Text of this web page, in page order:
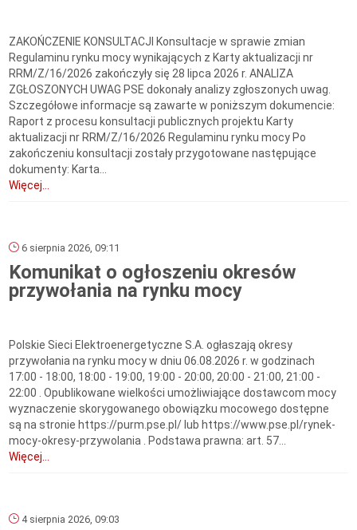
ZAKOŃCZENIE KONSULTACJI Konsultacje w sprawie zmian
Regulaminu rynku mocy wynikających z Karty aktualizacji nr
RRM/Z/16/2026 zakończyły się 28 lipca 2026 r. ANALIZA
ZGŁOSZONYCH UWAG PSE dokonały analizy zgłoszonych uwag.
Szczegółowe informacje są zawarte w poniższym dokumencie:
Raport z procesu konsultacji publicznych projektu Karty
aktualizacji nr RRM/Z/16/2026 Regulaminu rynku mocy Po
zakończeniu konsultacji zostały przygotowane następujące
dokumenty: Karta...
Więcej...
6 sierpnia 2026, 09:11
Komunikat o ogłoszeniu okresów
przywołania na rynku mocy
Polskie Sieci Elektroenergetyczne S.A. ogłaszają okresy
przywołania na rynku mocy w dniu 06.08.2026 r. w godzinach
17:00 - 18:00, 18:00 - 19:00, 19:00 - 20:00, 20:00 - 21:00, 21:00 -
22:00 . Opublikowane wielkości umożliwiające dostawcom mocy
wyznaczenie skorygowanego obowiązku mocowego dostępne
są na stronie https://purm.pse.pl/ lub https://www.pse.pl/rynek-
mocy-okresy-przywolania . Podstawa prawna: art. 57...
Więcej...
4 sierpnia 2026, 09:03